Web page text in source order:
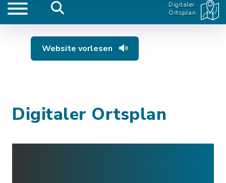
Digitaler
Ortsplan
Website vorlesen
Digitaler Ortsplan